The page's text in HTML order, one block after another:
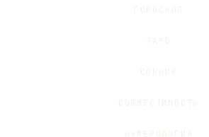
ГОРОСКОП
ТАРО
СОННИК
СОВМЕСТИМОСТЬ
НУМЕРОЛОГИЯ